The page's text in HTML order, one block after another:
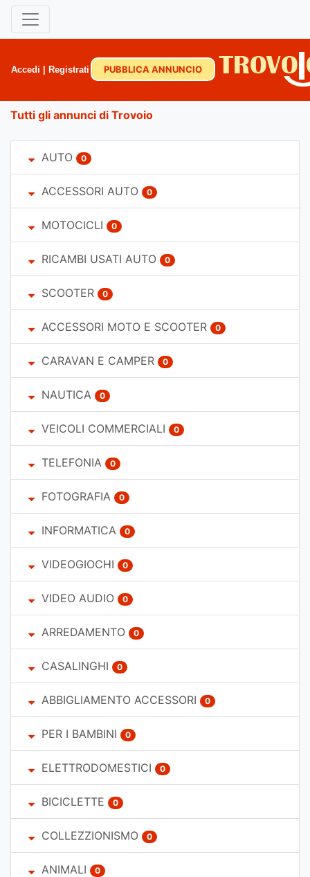
Accedi Registrati PUBBLICA ANNUNCIO
Tutti gli annunci di Trovoio
AUTO 0
ACCESSORI AUTO 0
MOTOCICLI 0
RICAMBI USATI AUTO 0
SCOOTER 0
ACCESSORI MOTO E SCOOTER 0
CARAVAN E CAMPER 0
NAUTICA 0
VEICOLI COMMERCIALI 0
TELEFONIA 0
FOTOGRAFIA 0
INFORMATICA 0
VIDEOGIOCHI 0
VIDEO AUDIO 0
ARREDAMENTO 0
CASALINGHI 0
ABBIGLIAMENTO ACCESSORI 0
PER I BAMBINI 0
ELETTRODOMESTICI 0
BICICLETTE 0
COLLEZZIONISMO 0
ANIMALI 0